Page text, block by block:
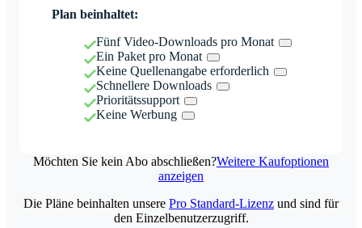
Plan beinhaltet:
Fünf Video-Downloads pro Monat
Ein Paket pro Monat
Keine Quellenangabe erforderlich
Schnellere Downloads
Prioritätssupport
Keine Werbung
Möchten Sie kein Abo abschließen?Weitere Kaufoptionen
anzeigen
Die Pläne beinhalten unsere Pro Standard-Lizenz und sind für
den Einzelbenutzerzugriff.